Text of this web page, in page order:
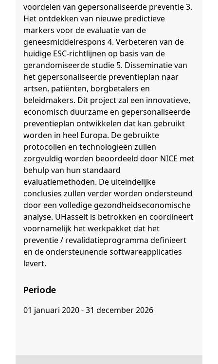
voordelen van gepersonaliseerde preventie 3.
Het ontdekken van nieuwe predictieve
markers voor de evaluatie van de
geneesmiddelrespons 4. Verbeteren van de
huidige ESC-richtlijnen op basis van de
gerandomiseerde studie 5. Disseminatie van
het gepersonaliseerde preventieplan naar
artsen, patiënten, borgbetalers en
beleidmakers. Dit project zal een innovatieve,
economisch duurzame en gepersonaliseerde
preventieplan ontwikkelen dat kan gebruikt
worden in heel Europa. De gebruikte
protocollen en technologieën zullen
zorgvuldig worden beoordeeld door NICE met
behulp van hun standaard
evaluatiemethoden. De uiteindelijke
conclusies zullen verder worden ondersteund
door een volledige gezondheidseconomische
analyse. UHasselt is betrokken en coördineert
voornamelijk het werkpakket dat het
preventie / revalidatieprogramma definieert
en de ondersteunende softwareapplicaties
levert.
Periode
01 januari 2020 - 31 december 2026